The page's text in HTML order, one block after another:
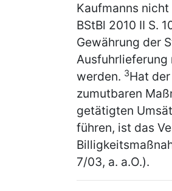
Kaufmanns
BStBl 2010 II S.
Gewährung der
werden. 3Hat
zumutbaren
getätigten
führen, ist das
7/03, a. a.O.).